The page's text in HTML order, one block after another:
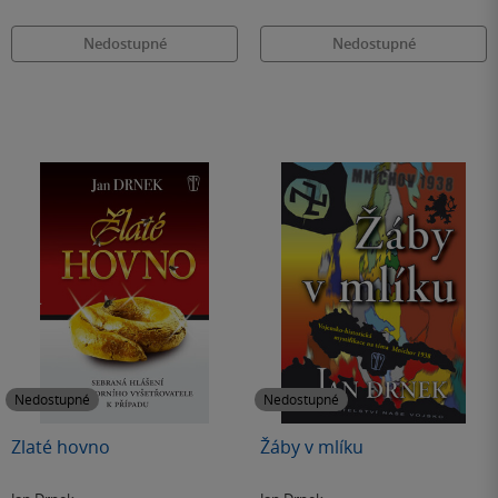
Nedostupné Nedostupné
Nedostupné
Zlaté hovno
Nedostupné
Žáby v mlíku